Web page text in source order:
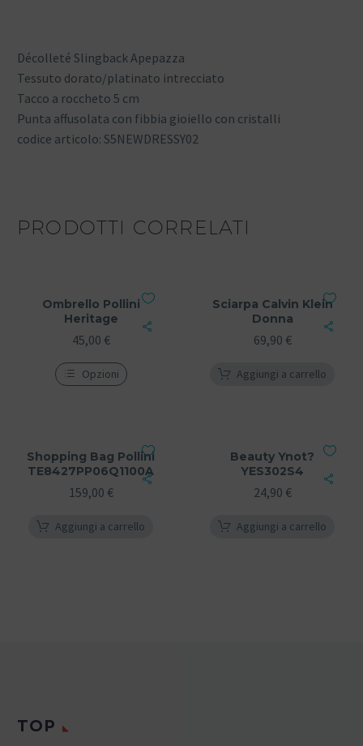
Décolleté Slingback Apepazza
Tessuto dorato/platinato intrecciato
Tacco a roccheto 5 cm
Punta affusolata con fibbia gioiello con cristalli
codice articolo: S5NEWDRESSY02
PRODOTTI CORRELATI
Ombrello Pollini
Heritage
45,00 €
Opzioni
Sciarpa Calvin Klein
Donna
69,90 €
Aggiungi a carrello
Shopping Bag Pollini
TE8427PP06Q1100A
159,00 €
Aggiungi a carrello
Beauty Ynot?
YES302S4
24,90 €
Aggiungi a carrello
TOP